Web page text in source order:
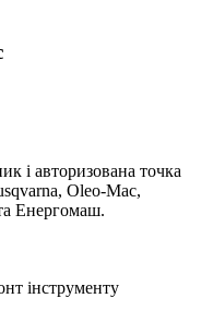
і авторизована точка
Oleo-Mac,
Енергомаш.
інструменту